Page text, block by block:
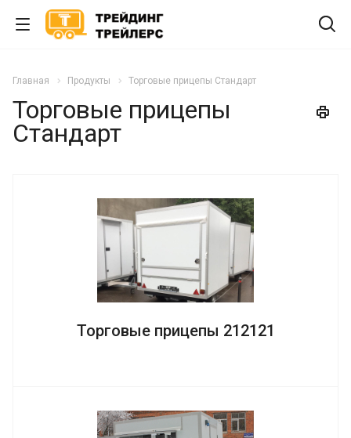
Главная Продукты Торговые прицепы Стандарт
Торговые прицепы
Стандарт
Торговые прицепы 212121